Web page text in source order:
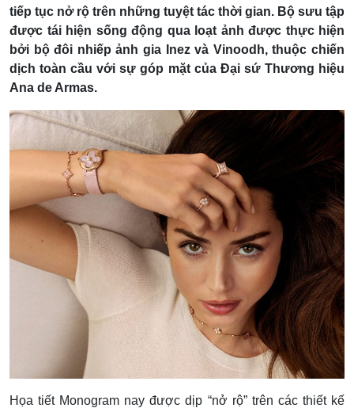
tiếp tục nở rộ trên những tuyệt tác thời gian. Bộ sưu tập
được tái hiện sống động qua loạt ảnh được thực hiện
bởi bộ đôi nhiếp ảnh gia Inez và Vinoodh, thuộc chiến
dịch toàn cầu với sự góp mặt của Đại sứ Thương hiệu
Ana de Armas.
Họa tiết Monogram nay được dịp “nở rộ” trên các thiết kế